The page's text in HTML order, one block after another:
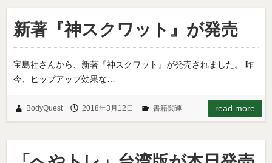
新著『神スクワット』が発売
宝島社さんから、新著『神スクワット』が発売されました。 昨
今、ヒップアップ効果な…
BodyQuest 2018年3月12日 書籍関連 read more